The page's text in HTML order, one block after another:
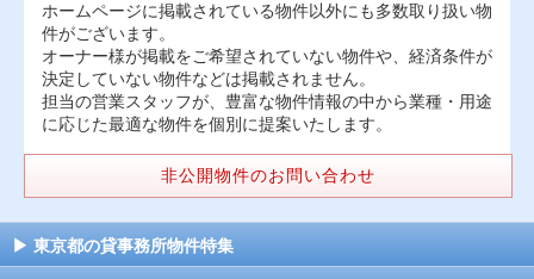
ホームページに掲載されている物件以外にも多数取り扱い物
件がございます。
オーナー様が掲載をご希望されていない物件や、経済条件が
決定していない物件などは掲載されません。
担当の営業スタッフが、豊富な物件情報の中から業種・用途
に応じた最適な物件を個別に提案いたします。
非公開物件のお問い合わせ
東京都の貸事務所物件特集